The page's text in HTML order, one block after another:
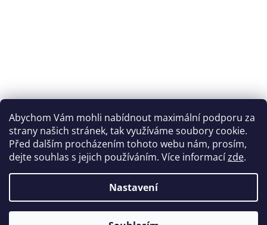
Abychom Vám mohli nabídnout maximální podporu za
strany našich stránek, tak využíváme soubory cookie.
Před dalším procházením tohoto webu nám, prosím,
dejte souhlas s jejich používáním. Více informacízde.
Nastavení